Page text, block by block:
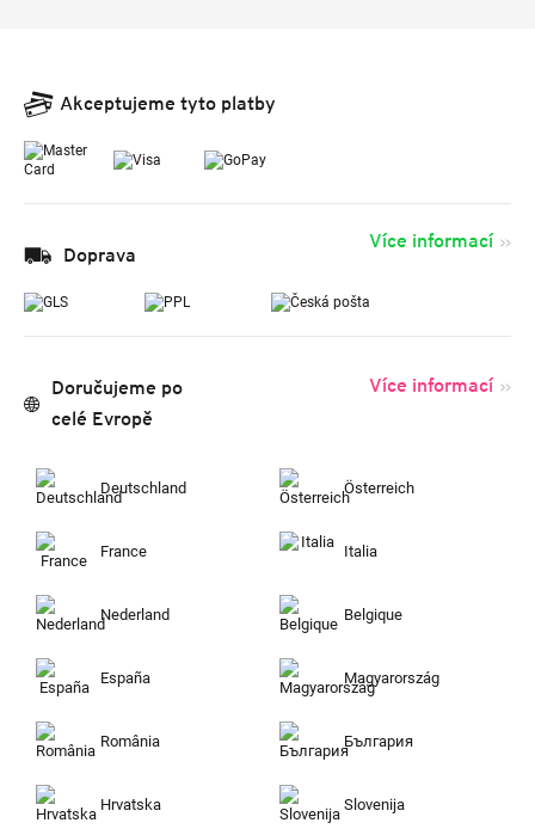
Akceptujeme tyto platby
Doprava
Více informací
Doručujeme po
celé Evropě
Více informací
Deutschland Österreich
France Italia
Nederland Belgique
España Magyarország
România България
Hrvatska Slovenija